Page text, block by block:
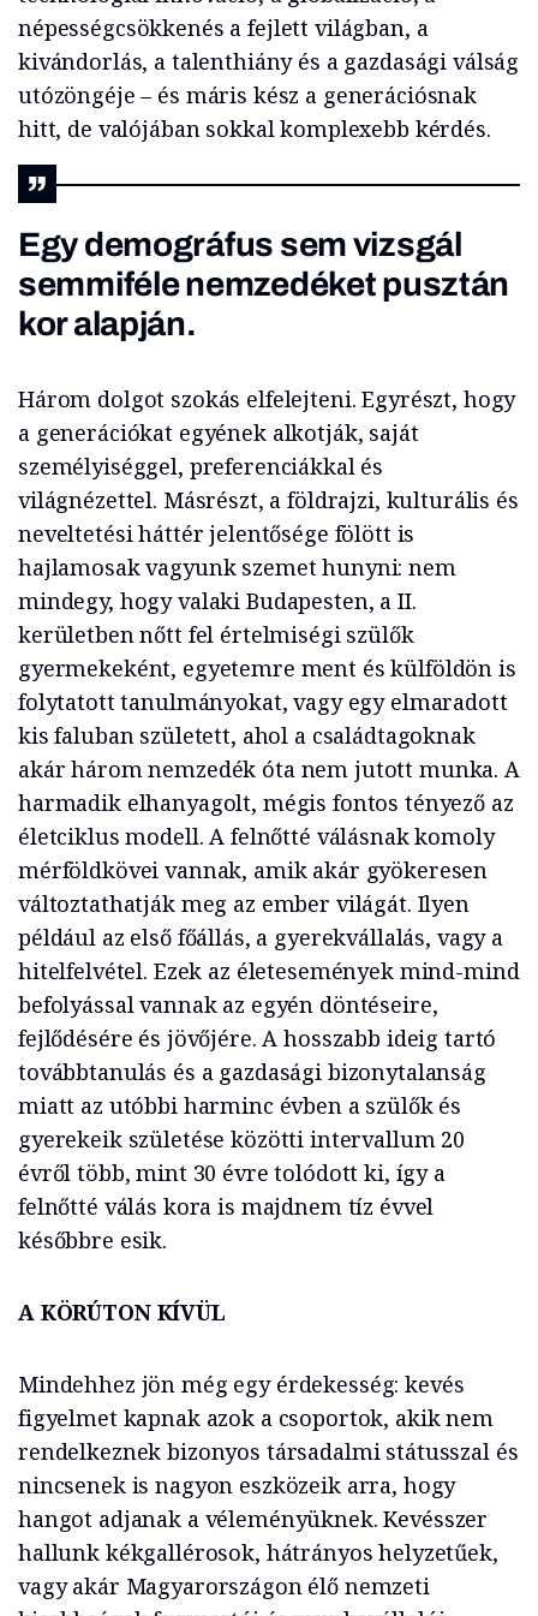
népességcsökkenés a fejlett világban, a
kivándorlás, a talenthiány és a gazdasági válság
utózöngéje – és máris kész a generációsnak
hitt, de valójában sokkal komplexebb kérdés.
Egy demográfus sem vizsgál
semmiféle nemzedéket pusztán
kor alapján.
Három dolgot szokás elfelejteni. Egyrészt, hogy
a generációkat egyének alkotják, saját
személyiséggel, preferenciákkal és
világnézettel. Másrészt, a földrajzi, kulturális és
neveltetési háttér jelentősége fölött is
hajlamosak vagyunk szemet hunyni: nem
mindegy, hogy valaki Budapesten, a II.
kerületben nőtt fel értelmiségi szülők
gyermekeként, egyetemre ment és külföldön is
folytatott tanulmányokat, vagy egy elmaradott
kis faluban született, ahol a családtagoknak
akár három nemzedék óta nem jutott munka. A
harmadik elhanyagolt, mégis fontos tényező az
életciklus modell. A felnőtté válásnak komoly
mérföldkövei vannak, amik akár gyökeresen
változtathatják meg az ember világát. Ilyen
például az első főállás, a gyerekvállalás, vagy a
hitelfelvétel. Ezek az életesemények mind-mind
befolyással vannak az egyén döntéseire,
fejlődésére és jövőjére. A hosszabb ideig tartó
továbbtanulás és a gazdasági bizonytalanság
miatt az utóbbi harminc évben a szülők és
gyerekeik születése közötti intervallum 20
évről több, mint 30 évre tolódott ki, így a
felnőtté válás kora is majdnem tíz évvel
későbbre esik.
A KÖRÚTON KÍVÜL
Mindehhez jön még egy érdekesség: kevés
figyelmet kapnak azok a csoportok, akik nem
rendelkeznek bizonyos társadalmi státusszal és
nincsenek is nagyon eszközeik arra, hogy
hangot adjanak a véleményüknek. Kevésszer
hallunk kékgallérosok, hátrányos helyzetűek,
vagy akár Magyarországon élő nemzeti